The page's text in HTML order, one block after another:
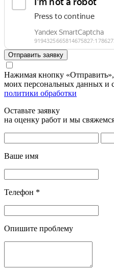
Отправить заявку
Нажимая кнопку «Отправить»,
моих персональных данных и
политики обработки
Оставьте заявку
на оценку работ и мы
Ваше имя
Телефон *
Опишите проблему